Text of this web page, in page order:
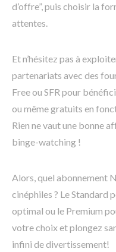
d’offre”, puis choisir la
attentes.
Et n’hésitez pas à
partenariats avec des
Free ou SFR pour
ou même gratuits en
Rien ne vaut une bonne
binge-watching !
Alors, quel abonnement
cinéphiles ? Le Standard
optimal ou le Premium
votre choix et plongez
infini de divertissement!